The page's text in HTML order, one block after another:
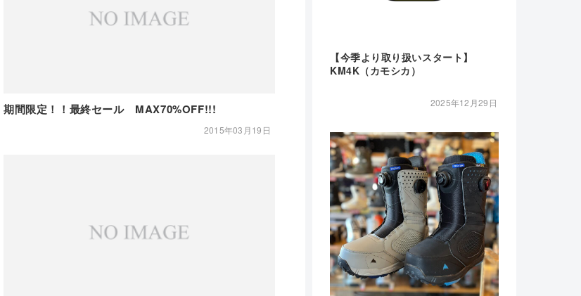
期間限定！！最終セール MAX70%OFF!!!
2015年03月19日
【今季より取り扱いスタート】
KM4K（カモシカ）
2025年12月29日